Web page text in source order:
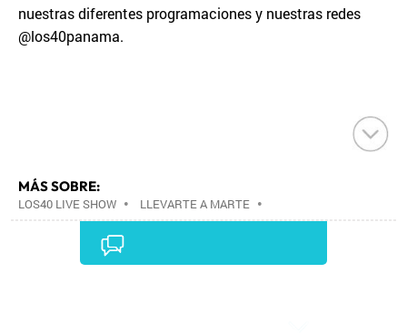
nuestras diferentes programaciones y nuestras redes
@los40panama.
MÁS SOBRE:
LOS40 LIVE SHOW • LLEVARTE A MARTE •
CONCIERTOS•LOS40•GRUPOS MÚSICA•
EVENTOS MUSICALES
•RADIO•AGENDA•PRISA MEDIA•